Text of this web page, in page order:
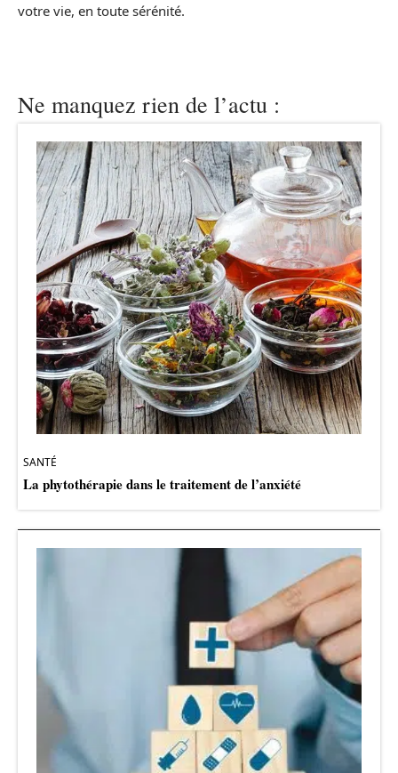
votre vie, en toute sérénité.
Ne manquez rien de l’actu :
SANTÉ
La phytothérapie dans le traitement de l’anxiété